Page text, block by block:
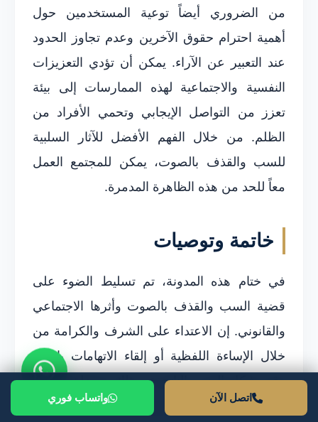
من الضروري أيضاً توعية المستخدمين حول
أهمية احترام حقوق الآخرين وعدم تجاوز الحدود
عند التعبير عن الآراء. يمكن أن تؤدي التعزيزات
النفسية والاجتماعية لهذه الممارسات إلى بيئة
تعزز من التواصل الإيجابي وتحمي الأفراد من
الظلم. من خلال الفهم الأفضل للآثار السلبية
للسب والقذف بالصوت، يمكن للمجتمع العمل
معاً للحد من هذه الظاهرة المدمرة.
خاتمة وتوصيات
في ختام هذه المدونة، تم تسليط الضوء على
قضية السب والقذف بالصوت وأثرها الاجتماعي
والقانوني. إن الاعتداء على الشرف والكرامة من
خلال الإساءة اللفظية أو إلقاء الاتهامات باطل،
وقد يشكل الضرر الناتج عن ذلك معضلة خطيرة
تؤثر على الأفراد والمجتمعات. ولذلك، فإن فهم
اتصل الآن واتساب فوري